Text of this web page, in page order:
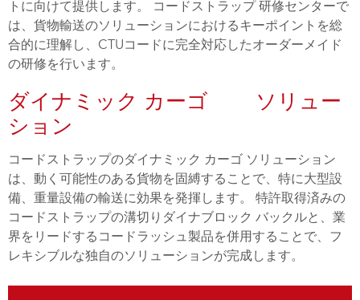
トに向けて提供します。 コードストラップ 研修センターで
は、貨物輸送のソリューションにおけるキーポイントを総
合的に理解し、CTUコードに完全対応したオーダーメイド
の研修を行います。
ダイナミック カーゴ ソリュー
ション
コードストラップのダイナミック カーゴ ソリューション
は、動く可能性のある貨物を固縛することで、特に大型設
備、重量設備の輸送に効果を発揮します。 特許取得済みの
コードストラップの溝切りダイナブロック バックルと、業
界をリードするコードラッシュ製品を併用することで、フ
レキシブルな独自のソリューションが完成します。